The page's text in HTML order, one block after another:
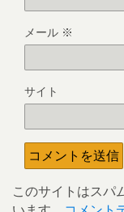
メール ※
サイト
このサイトはスパ